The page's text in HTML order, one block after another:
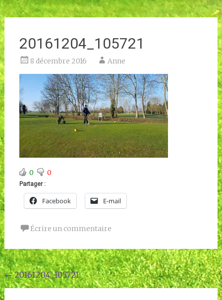
20161204_105721
8 décembre 2016 Anne
0 0
Partager :
Facebook E-mail
Écrire un commentaire
Navigation
de
←20161204_105721